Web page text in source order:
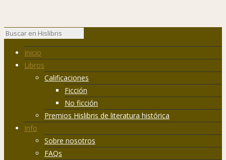
Inicio
Libros
Calificaciones
Ficción
No ficción
Premios Hislibris de literatura histórica
Info
Sobre nosotros
FAQs